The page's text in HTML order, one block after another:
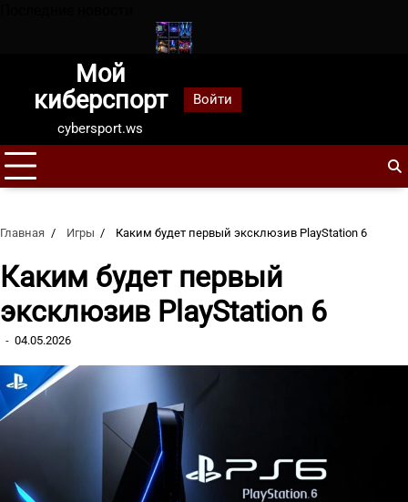
СпартакЧем стример отличается от
Мой
киберспорт
cybersport.ws
Войти
Главная Игры Каким будет первый эксклюзив PlayStation 6
Каким будет первый
эксклюзив PlayStation 6
04.05.2026